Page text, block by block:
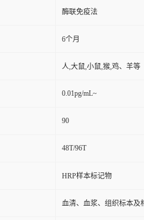
酶联免疫法
6个月
人,大鼠,小鼠,猴,鸡、羊等
0.01pg/mL~
90
48T/96T
HRP样本标记物
血清、血浆、组织标本及